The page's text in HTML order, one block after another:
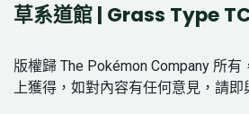
草系道館 | Grass Type
版權歸 The Pokémon Company 所
上獲得，如對內容有任何意見，請即